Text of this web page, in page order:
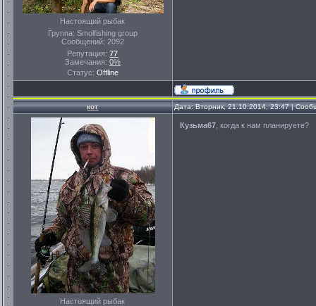
Настоящий рыбак
Группа: Smolfishing group
Сообщений: 2092
Репутация:77
Замечания: 0%
Статус: Offline
кот Дата: Вторник, 21.10.2014, 23:47 |
Настоящий рыбак
Кузьма67 , когда к нам планируете?